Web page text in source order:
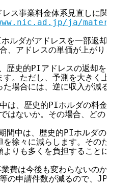
ス事業料金体系見直しに関する
ja/materials/
ルダがアドレスを一部返却し、1
、アドレスの単価が上がり、
史的PIアドレスの返却をある程
。ただし、予測を大きく上回って
場合には、逆に収入が減ること
は、歴史的PIホルダの料金を割
はないか。その場合、どのような
中は、歴史的PIホルダの負担を
徐々に減らします。そのため、指
りも多くを負担することになり
費は今後も変わらないのか。IPv4
の申請件数が減るので、JPNICの